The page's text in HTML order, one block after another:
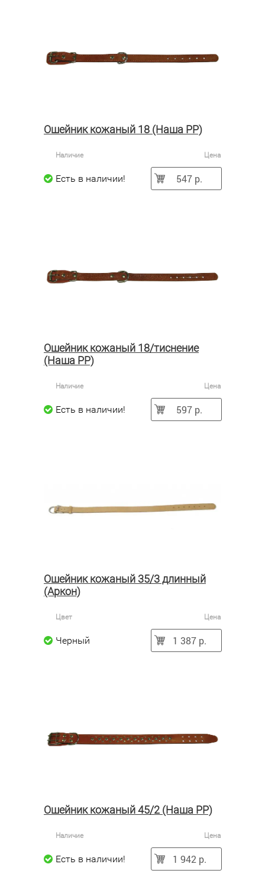
Ошейник кожаный 18 (Наша РР)
Наличие Цена
Есть в наличии! 547 р.
Ошейник кожаный 18/тиснение
(Наша РР)
Наличие Цена
Есть в наличии! 597 р.
Ошейник кожаный 35/3 длинный
(Аркон)
Цвет Цена
Черный 1 387 р.
Ошейник кожаный 45/2 (Наша РР)
Наличие Цена
Есть в наличии! 1 942 р.